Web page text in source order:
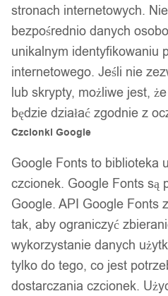
stronach internetowych.
bezpośrednio danych
unikalnym identyfikowaniu
internetowego. Jeśli nie
lub skrypty, możliwe jest,
będzie działać zgodnie z
Czcionki Google
Google Fonts to biblioteka
czcionek. Google Fonts są
Google. API Google Fonts
tak, aby ograniczyć
wykorzystanie danych
tylko do tego, co jest
dostarczania czcionek.